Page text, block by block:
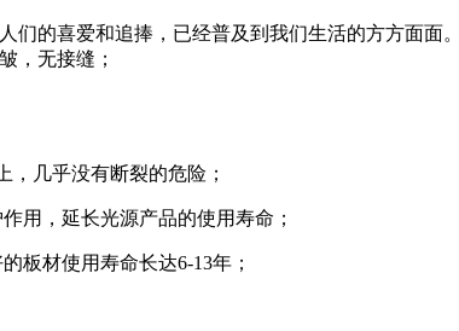
们的喜爱和追捧，已经普及到我们生活的方方面面。
，无接缝；
，几乎没有断裂的危险；
用，延长光源产品的使用寿命；
板材使用寿命长达6-13年；